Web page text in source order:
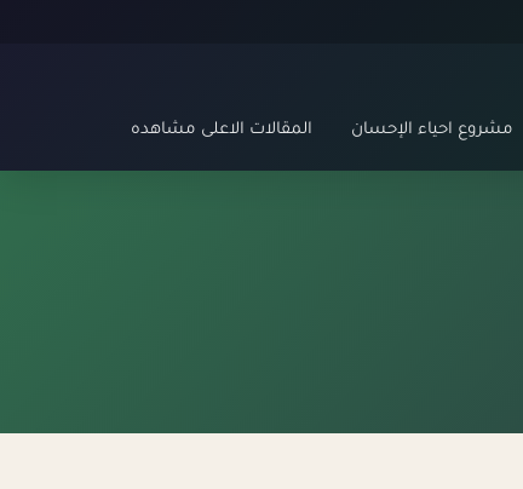
مشروع احياء الإحسان المقالات الاعلى مشاهده